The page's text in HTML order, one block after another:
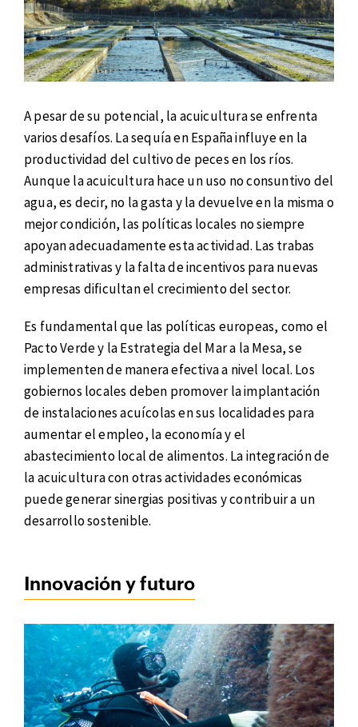
A pesar de su potencial, la acuicultura se enfrenta
varios desafíos. La sequía en España influye en la
productividad del cultivo de peces en los ríos.
Aunque la acuicultura hace un uso no consuntivo del
agua, es decir, no la gasta y la devuelve en la misma o
mejor condición, las políticas locales no siempre
apoyan adecuadamente esta actividad. Las trabas
administrativas y la falta de incentivos para nuevas
empresas dificultan el crecimiento del sector.
Es fundamental que las políticas europeas, como el
Pacto Verde y la Estrategia del Mar a la Mesa, se
implementen de manera efectiva a nivel local. Los
gobiernos locales deben promover la implantación
de instalaciones acuícolas en sus localidades para
aumentar el empleo, la economía y el
abastecimiento local de alimentos. La integración de
la acuicultura con otras actividades económicas
puede generar sinergias positivas y contribuir a un
desarrollo sostenible.
Innovación y futuro